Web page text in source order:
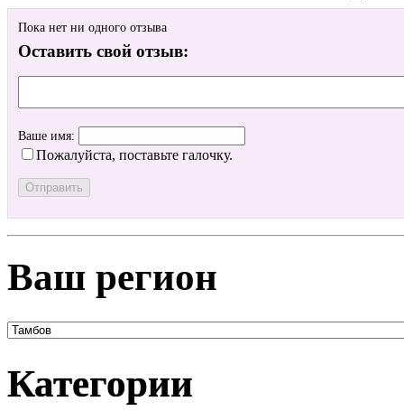
Пока нет ни одного отзыва
Оставить свой отзыв:
Ваше имя:
Пожалуйста, поставьте галочку.
Ваш регион
Категории